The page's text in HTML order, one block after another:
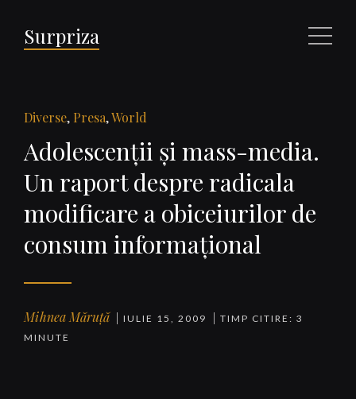
Surpriza Meniu
Diverse, Presa,World
Adolescenţii şi mass-media.
Un raport despre radicala
modificare a obiceiurilor de
consum informaţional
Mihnea Măruță IULIE 15, 2009
TIMP CITIRE: 3
MINUTE